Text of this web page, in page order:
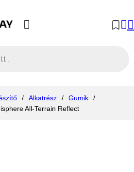
/ Alkatrész / Gumik
/
All-Terrain Reflect